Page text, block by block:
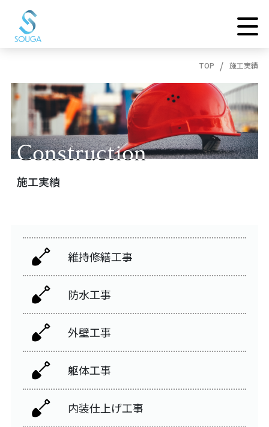
TOP 施工実績
Construction
Construction
施工実績
維持修繕工事
防水工事
外壁工事
躯体工事
内装仕上げ工事